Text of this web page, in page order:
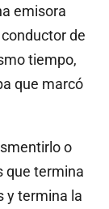
emisora
de
tiempo,
que marcó
o
que termina
y termina la